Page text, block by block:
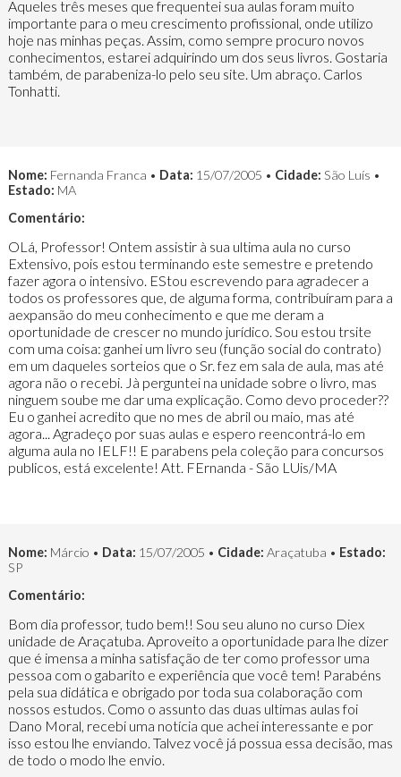
Aqueles três meses que frequentei sua aulas foram muito
importante para o meu crescimento profissional, onde utilizo
hoje nas minhas peças. Assim, como sempre procuro novos
conhecimentos, estarei adquirindo um dos seus livros. Gostaria
também, de parabeniza-lo pelo seu site. Um abraço. Carlos
Tonhatti.
Nome: Fernanda Franca • Data: 15/07/2005 • Cidade: São Luís •
Estado: MA
Comentário:
OLá, Professor! Ontem assistir à sua ultima aula no curso
Extensivo, pois estou terminando este semestre e pretendo
fazer agora o intensivo. EStou escrevendo para agradecer a
todos os professores que, de alguma forma, contribuíram para a
aexpansão do meu conhecimento e que me deram a
oportunidade de crescer no mundo jurídico. Sou estou trsite
com uma coisa: ganhei um livro seu (função social do contrato)
em um daqueles sorteios que o Sr. fez em sala de aula, mas até
agora não o recebi. Jà perguntei na unidade sobre o livro, mas
ninguem soube me dar uma explicação. Como devo proceder??
Eu o ganhei acredito que no mes de abril ou maio, mas até
agora... Agradeço por suas aulas e espero reencontrá-lo em
alguma aula no IELF!! E parabens pela coleção para concursos
publicos, está excelente! Att. FErnanda - São LUis/MA
Nome: Márcio • Data: 15/07/2005 • Cidade: Araçatuba • Estado:
SP
Comentário:
Bom dia professor, tudo bem!! Sou seu aluno no curso Diex
unidade de Araçatuba. Aproveito a oportunidade para lhe dizer
que é imensa a minha satisfação de ter como professor uma
pessoa com o gabarito e experiência que você tem! Parabéns
pela sua didática e obrigado por toda sua colaboração com
nossos estudos. Como o assunto das duas ultimas aulas foi
Dano Moral, recebi uma notícia que achei interessante e por
isso estou lhe enviando. Talvez você já possua essa decisão, mas
de todo o modo lhe envio.